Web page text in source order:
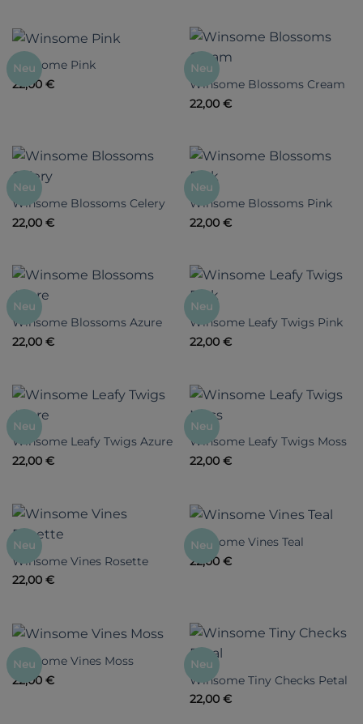
Neu
Winsome Pink
22,00 €
Neu
Winsome Blossoms Cream
22,00 €
Neu
Winsome Blossoms Celery
22,00 €
Neu
Winsome Blossoms Pink
22,00 €
Neu
Winsome Blossoms Azure
22,00 €
Neu
Winsome Leafy Twigs Pink
22,00 €
Neu
Winsome Leafy Twigs Azure
22,00 €
Neu
Winsome Leafy Twigs Moss
22,00 €
Neu
Winsome Vines Rosette
22,00 €
Neu
Winsome Vines Teal
22,00 €
Neu
Winsome Vines Moss
22,00 €
Neu
Winsome Tiny Checks Petal
22,00 €